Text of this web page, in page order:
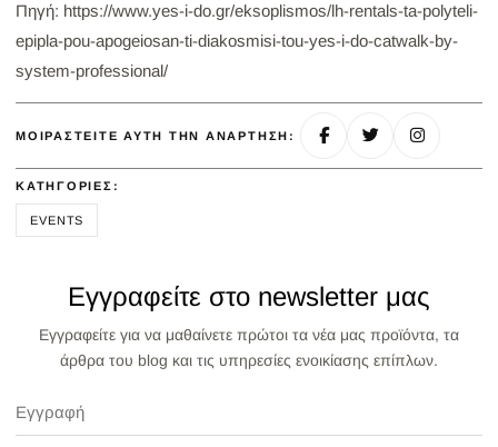
Πηγή: https://www.yes-i-do.gr/eksoplismos/lh-rentals-ta-polyteli-
epipla-pou-apogeiosan-ti-diakosmisi-tou-yes-i-do-catwalk-by-
system-professional/
ΜΟΙΡΑΣΤΕΊΤΕ ΑΥΤΉ ΤΗΝ ΑΝΆΡΤΗΣΗ:
ΚΑΤΗΓΟΡΊΕΣ:
EVENTS
Εγγραφείτε στο newsletter μας
Εγγραφείτε για να μαθαίνετε πρώτοι τα νέα μας προϊόντα, τα
άρθρα του blog και τις υπηρεσίες ενοικίασης επίπλων.